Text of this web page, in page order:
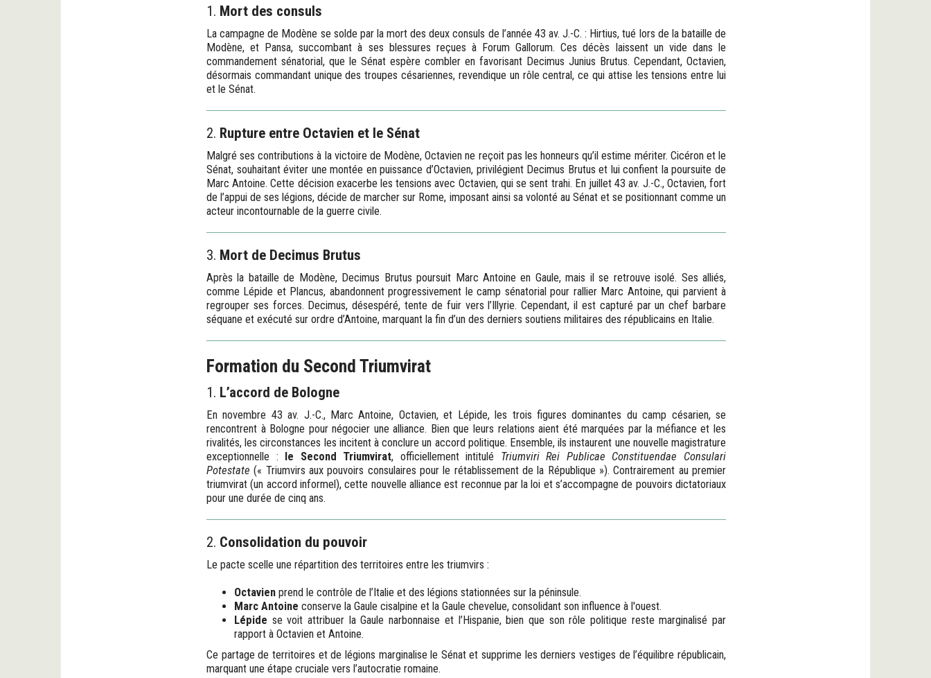
1. Mort des consuls
La campagne de Modène se solde par la mort des deux consuls de l’année 43 av. J.-C. : Hirtius, tué lors de la bataille de
Modène, et Pansa, succombant à ses blessures reçues à Forum Gallorum. Ces décès laissent un vide dans le
commandement sénatorial, que le Sénat espère combler en favorisant Decimus Junius Brutus. Cependant, Octavien,
désormais commandant unique des troupes césariennes, revendique un rôle central, ce qui attise les tensions entre lui
et le Sénat.
2. Rupture entre Octavien et le Sénat
Malgré ses contributions à la victoire de Modène, Octavien ne reçoit pas les honneurs qu’il estime mériter. Cicéron et le
Sénat, souhaitant éviter une montée en puissance d’Octavien, privilégient Decimus Brutus et lui confient la poursuite de
Marc Antoine. Cette décision exacerbe les tensions avec Octavien, qui se sent trahi. En juillet 43 av. J.-C., Octavien, fort
de l’appui de ses légions, décide de marcher sur Rome, imposant ainsi sa volonté au Sénat et se positionnant comme un
acteur incontournable de la guerre civile.
3. Mort de Decimus Brutus
Après la bataille de Modène, Decimus Brutus poursuit Marc Antoine en Gaule, mais il se retrouve isolé. Ses alliés,
comme Lépide et Plancus, abandonnent progressivement le camp sénatorial pour rallier Marc Antoine, qui parvient à
regrouper ses forces. Decimus, désespéré, tente de fuir vers l’Illyrie. Cependant, il est capturé par un chef barbare
séquane et exécuté sur ordre d’Antoine, marquant la fin d’un des derniers soutiens militaires des républicains en Italie.
Formation du Second Triumvirat
1. L’accord de Bologne
En novembre 43 av. J.-C., Marc Antoine, Octavien, et Lépide, les trois figures dominantes du camp césarien, se
rencontrent à Bologne pour négocier une alliance. Bien que leurs relations aient été marquées par la méfiance et les
rivalités, les circonstances les incitent à conclure un accord politique. Ensemble, ils instaurent une nouvelle magistrature
exceptionnelle : le Second Triumvirat, officiellement intitulé Triumviri Rei Publicae Constituendae Consulari
Potestate (« Triumvirs aux pouvoirs consulaires pour le rétablissement de la République »). Contrairement au premier
triumvirat (un accord informel), cette nouvelle alliance est reconnue par la loi et s’accompagne de pouvoirs dictatoriaux
pour une durée de cinq ans.
2. Consolidation du pouvoir
Le pacte scelle une répartition des territoires entre les triumvirs :
Octavien prend le contrôle de l’Italie et des légions stationnées sur la péninsule.
Marc Antoine conserve la Gaule cisalpine et la Gaule chevelue, consolidant son influence à l'ouest.
Lépide se voit attribuer la Gaule narbonnaise et l’Hispanie, bien que son rôle politique reste marginalisé par
rapport à Octavien et Antoine.
Ce partage de territoires et de légions marginalise le Sénat et supprime les derniers vestiges de l’équilibre républicain,
marquant une étape cruciale vers l’autocratie romaine.